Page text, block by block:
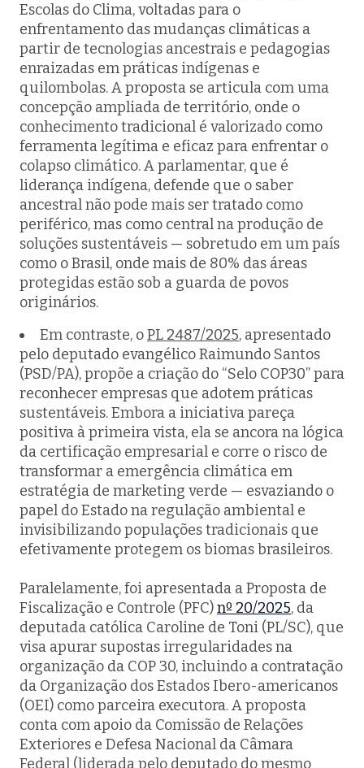
Escolas do Clima, voltadas para o
enfrentamento das mudanças climáticas a
partir de tecnologias ancestrais e pedagogias
enraizadas em práticas indígenas e
quilombolas. A proposta se articula com uma
concepção ampliada de território, onde o
conhecimento tradicional é valorizado como
ferramenta legítima e eficaz para enfrentar o
colapso climático. A parlamentar, que é
liderança indígena, defende que o saber
ancestral não pode mais ser tratado como
periférico, mas como central na produção de
soluções sustentáveis — sobretudo em um país
como o Brasil, onde mais de 80% das áreas
protegidas estão sob a guarda de povos
originários.
Em contraste, oPL 2487/2025, apresentado
pelo deputado evangélico Raimundo Santos
(PSD/PA), propõe a criação do “Selo COP30” para
reconhecer empresas que adotem práticas
sustentáveis. Embora a iniciativa pareça
positiva à primeira vista, ela se ancora na lógica
da certificação empresarial e corre o risco de
transformar a emergência climática em
estratégia de marketing verde — esvaziando o
papel do Estado na regulação ambiental e
invisibilizando populações tradicionais que
efetivamente protegem os biomas brasileiros.
Paralelamente, foi apresentada a Proposta de
Fiscalização e Controle (PFC)nº 20/2025, da
deputada católica Caroline de Toni (PL/SC), que
visa apurar supostas irregularidades na
organização da COP 30, incluindo a contratação
da Organização dos Estados Ibero-americanos
(OEI) como parceira executora. A proposta
conta com apoio da Comissão de Relações
Exteriores e Defesa Nacional da Câmara
Federal (liderada pelo deputado do mesmo